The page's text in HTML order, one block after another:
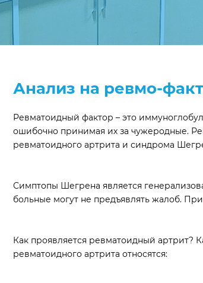
Анализ на ревмо-
Ревматоидный фактор – это
ошибочно принимая их за чужеродные.
ревматоидного артрита и синдрома
Симптопы Шегрена является
больные могут не предъявлять жалоб.
Как проявляется ревматоидный артрит?
ревматоидного артрита относятся: